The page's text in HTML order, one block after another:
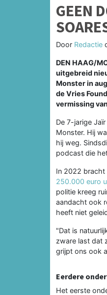
GEEN
Door Redactie
DEN HAAG/
uitgebreid
Monster in
de Vries
vermissing
De 7-jarige
Monster. Hij
hij weg.
podcast die
In 2022 bracht
250.000 euro
politie kreeg
aandacht ook
heeft niet
"Dat is
zware last dat
grijpt ons ook
Eerdere
Het eerste